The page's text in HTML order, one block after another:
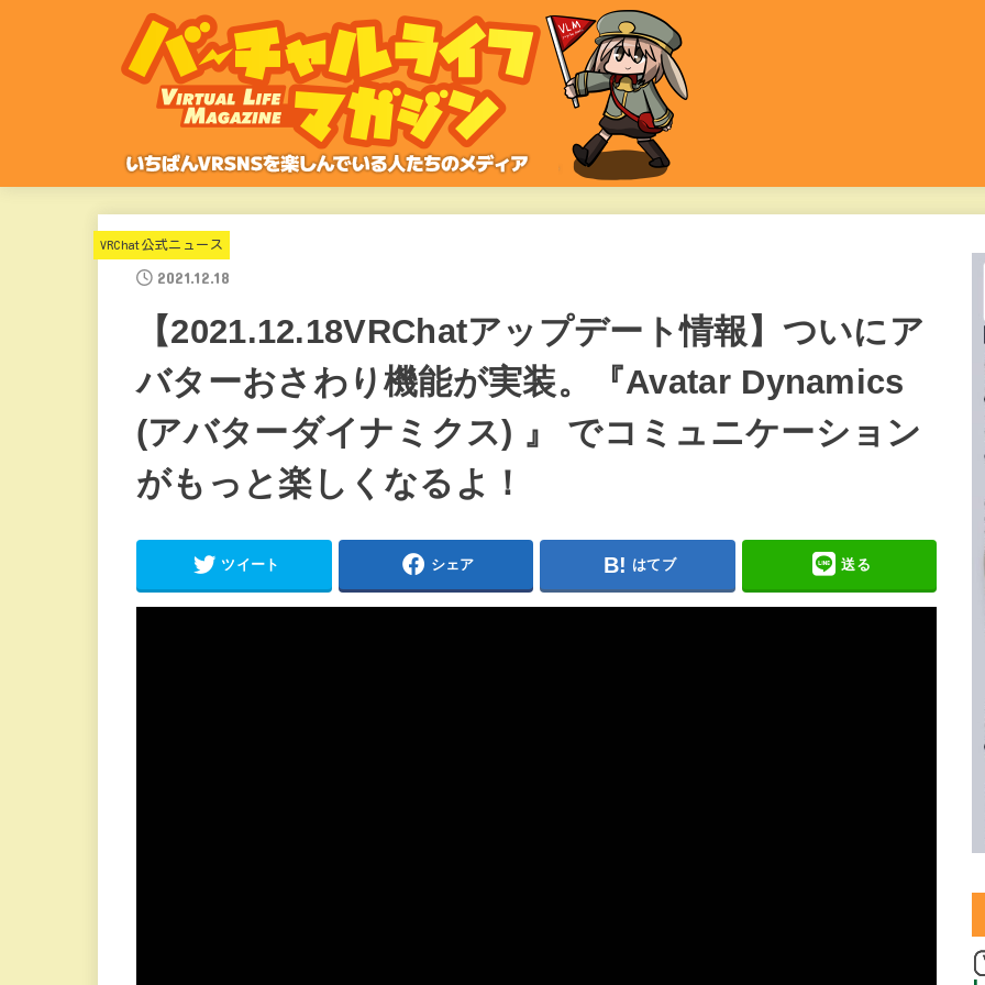
VRChat公式ニュース
2021.12.18
【2021.12.18VRChatアップデート情報】ついにア
バターおさわり機能が実装。『Avatar Dynamics
(アバターダイナミクス) 』 でコミュニケーション
がもっと楽しくなるよ！
ツイート シェア はてブ 送る